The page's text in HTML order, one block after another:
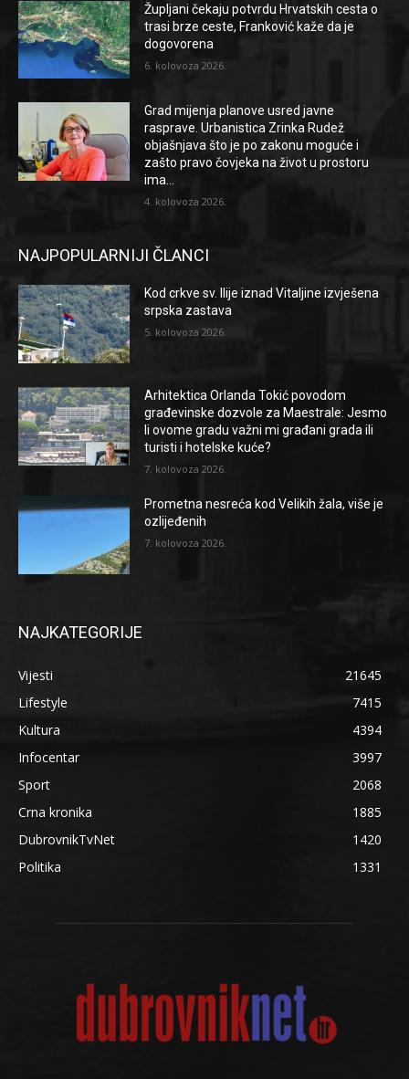
Župljani čekaju potvrdu Hrvatskih cesta o
trasi brze ceste, Franković kaže da je
dogovorena
6. kolovoza 2026.
Grad mijenja planove usred javne
rasprave. Urbanistica Zrinka Rudež
objašnjava što je po zakonu moguće i
zašto pravo čovjeka na život u prostoru
ima...
4. kolovoza 2026.
NAJPOPULARNIJI ČLANCI
Kod crkve sv. Ilije iznad Vitaljine izvješena
srpska zastava
5. kolovoza 2026.
Arhitektica Orlanda Tokić povodom
građevinske dozvole za Maestrale: Jesmo
li ovome gradu važni mi građani grada ili
turisti i hotelske kuće?
7. kolovoza 2026.
Prometna nesreća kod Velikih žala, više je
ozlijeđenih
7. kolovoza 2026.
NAJKATEGORIJE
Vijesti
21645
Lifestyle
7415
Kultura
4394
Infocentar
3997
Sport
2068
Crna kronika
1885
DubrovnikTvNet
1420
Politika
1331